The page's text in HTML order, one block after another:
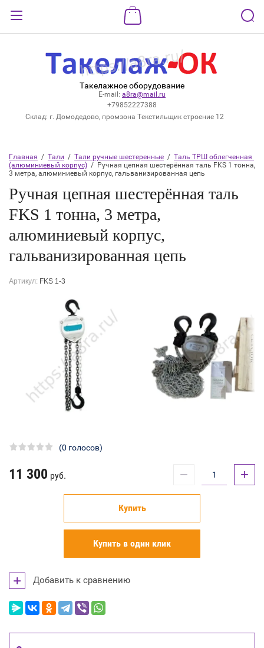
ВХОД В КАБИНЕТ
Забыли пароль?
ВОЙТИ
Регистрация
Такелажное оборудование
E-mail: a8ra@mail.ru
+79852227388
Склад: г. Домодедово, промзона Текстильщик строение 12
Главная
  /
Тали
  /
Тали ручные шестеренные
  /
Таль ТРШ облегченная
(алюминиевый корпус)
  /  Ручная цепная шестерённая таль FKS 1 тонна,
3 метра, алюминиевый корпус, гальванизированная цепь
Ручная цепная шестерённая таль
FKS 1 тонна, 3 метра,
алюминиевый корпус,
гальванизированная цепь
Артикул: FKS 1-3
(0 голосов)
11 300 руб. − +
Купить
Купить в один клик
Добавить к сравнению